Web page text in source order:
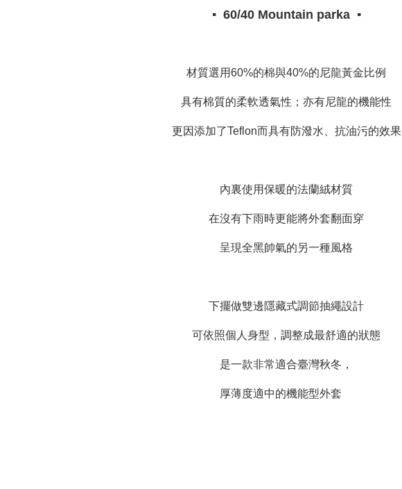
▪️ 60/40 Mountain parka ▪️
材質選用60%的棉與40%的尼龍黃金比例
具有棉質的柔軟透氣性；亦有尼龍的機能性
更因添加了Teflon而具有防潑水、抗油污的效果
內裏使用保暖的法蘭絨材質
在沒有下雨時更能將外套翻面穿
呈現全黑帥氣的另一種風格
下擺做雙邊隱藏式調節抽繩設計
可依照個人身型，調整成最舒適的狀態
是一款非常適合臺灣秋冬，
厚薄度適中的機能型外套